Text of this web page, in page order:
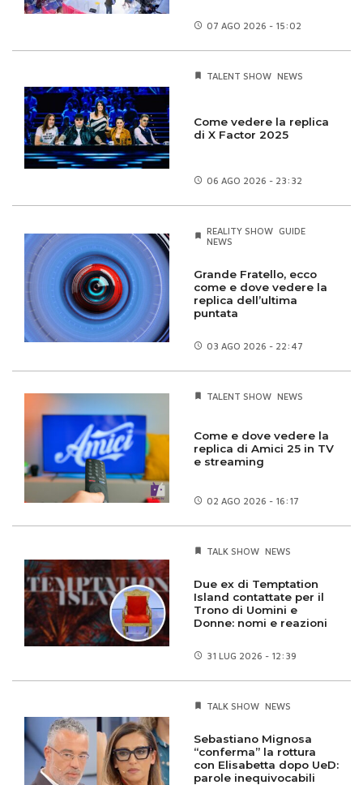
07 AGO 2026 - 15:02
TALENT SHOW NEWS
Come vedere la replica
di X Factor 2025
06 AGO 2026 - 23:32
REALITY SHOW
GUIDE
NEWS
Grande Fratello, ecco
come e dove vedere la
replica dell’ultima
puntata
03 AGO 2026 - 22:47
TALENT SHOW NEWS
Come e dove vedere la
replica di Amici 25 in TV
e streaming
02 AGO 2026 - 16:17
TALK SHOW NEWS
Due ex di Temptation
Island contattate per il
Trono di Uomini e
Donne: nomi e reazioni
31 LUG 2026 - 12:39
TALK SHOW NEWS
Sebastiano Mignosa
“conferma” la rottura
con Elisabetta dopo UeD:
parole inequivocabili